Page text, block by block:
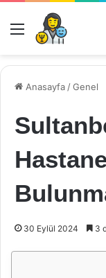
Menü
Anasayfa /Genel
30 Eylül 2024 3